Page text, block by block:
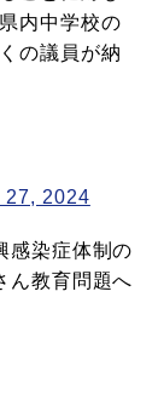
内中学校の
の議員が納
27, 2024
感染症体制の
ん教育問題へ